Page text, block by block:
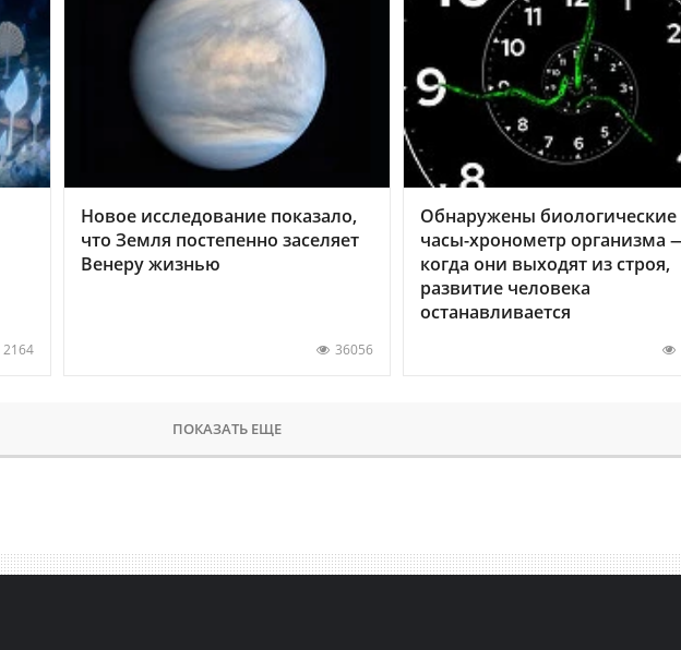
2164
Новое исследование показало,
что Земля постепенно заселяет
Венеру жизнью
36056
Обнаружены биологические
часы-хронометр организма
когда они выходят из строя,
развитие человека
останавливается
ПОКАЗАТЬ ЕЩЕ